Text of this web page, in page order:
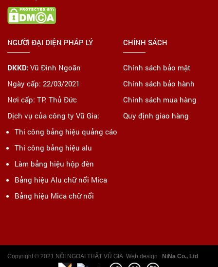
NGƯỜI ĐẠI DIỆN PHÁP LÝ
DKKD: Vũ Đình Ngoãn
Ngày cấp: 22/03/2021
Nơi cấp: TP. Thủ Đức
Dịch vụ của công ty Vũ Gia:
Thi công bảng hiệu quảng cáo
Thi công bảng hiệu alu
Làm bảng hiệu hộp đèn
Bảng hiệu Alu chữ nổi Mica
Bảng hiệu Mica chữ nổi
CHÍNH SÁCH
Chính sách bảo mật
Chính sách bảo hành
Chính sách mua hàng
Quy định giao hàng
Copyright © 2021 NỘI NGOẠI THẤT VŨ GIA. Web design : NiNa Co., Ltd